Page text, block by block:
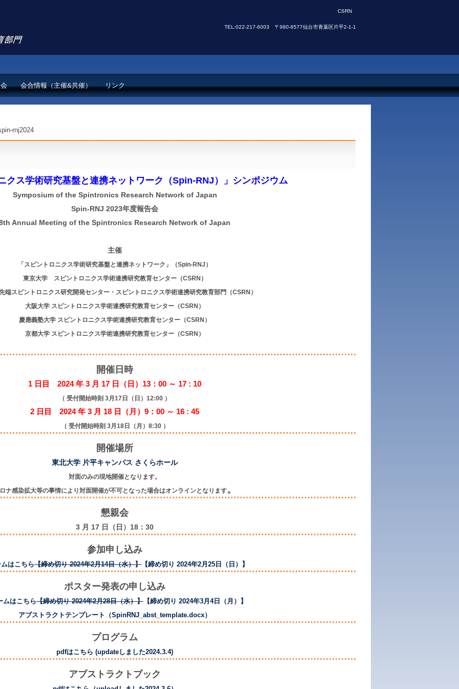
CSRN
TEL:022-217-6003 〒980-8577仙台市青葉区片平2-1-1
会合情報（主催&共催） リンク
rnj2024
クス学術研究基盤と連携ネットワーク（Spin-RNJ）」シンポジウム
Symposium of the Spintronics Research Network of Japan
Spin-RNJ 2023年度報告会
Annual Meeting of the Spintronics Research Network of Japan
主催
「スピントロニクス学術研究基盤と連携ネットワーク」（Spin-RNJ）
東京大学 スピントロニクス学術連携研究教育センター（CSRN）
端スピントロニクス研究開発センター・スピントロニクス学術連携研究教育部門（CSRN）
大阪大学 スピントロニクス学術連携研究教育センター（CSRN）
慶應義塾大学 スピントロニクス学術連携研究教育センター（CSRN）
京都大学 スピントロニクス学術連携研究教育センター（CSRN）
開催日時
1 日目 2024 年 3 月 17 日（日）13：00 ～ 17 : 10
（ 受付開始時刻 3月17日（日）12:00 ）
2 日目 2024 年 3 月 18 日（月）9：00 ～ 16 : 45
（ 受付開始時刻 3月18日（月）8:30 ）
開催場所
東北大学 片平キャンパス さくらホール
対面のみの現地開催となります。
ナ感染拡大等の事情により対面開催が不可となった場合はオンラインとなります。
懇親会
3 月 17 日（日）18：30
参加申し込み
はこちら【締め切り 2024年2月14日（水）】 【締め切り 2024年2月25日（日）】
ポスター発表の申し込み
ムはこちら【締め切り 2024年2月28日（水）】【締め切り 2024年3月4日（月）】
アブストラクトテンプレート（SpinRNJ_abst_template.docx）
プログラム
pdfはこちら (updateしました2024.3.4)
アブストラクトブック